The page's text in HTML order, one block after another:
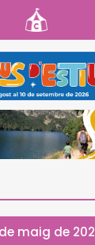
maig de